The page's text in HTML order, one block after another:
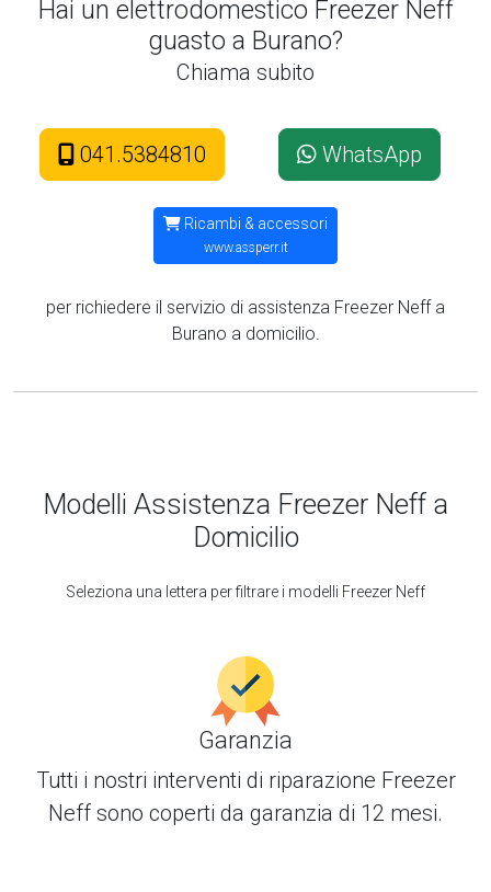
Hai un elettrodomestico Freezer Neff
guasto a Burano?
Chiama subito
041.5384810 WhatsApp
Ricambi & accessori
www.assperr.it
per richiedere il servizio di assistenza Freezer Neff a
Burano a domicilio.
Modelli Assistenza Freezer Neff a
Domicilio
Seleziona una lettera per filtrare i modelli Freezer Neff
Garanzia
Tutti i nostri interventi di riparazione Freezer
Neffsono coperti da garanzia di 12 mesi.